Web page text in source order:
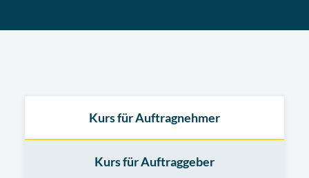
Kurs für Auftragnehmer
Kurs für Auftraggeber